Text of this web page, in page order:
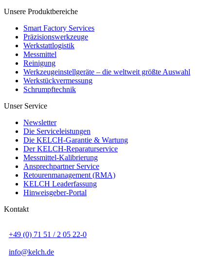
Unsere Produktbereiche
Smart Factory Services
Präzisionswerkzeuge
Werkstattlogistik
Messmittel
Reinigung
Werkzeugeinstellgeräte – die weltweit größte Auswahl
Werkstückvermessung
Schrumpftechnik
Unser Service
Newsletter
Die Serviceleistungen
Die KELCH-Garantie & Wartung
Der KELCH-Reparaturservice
Messmittel-Kalibrierung
Ansprechpartner Service
Retourenmanagement (RMA)
KELCH Leaderfassung
Hinweisgeber-Portal
Kontakt
+49 (0) 71 51 / 2 05 22-0
info@kelch.de